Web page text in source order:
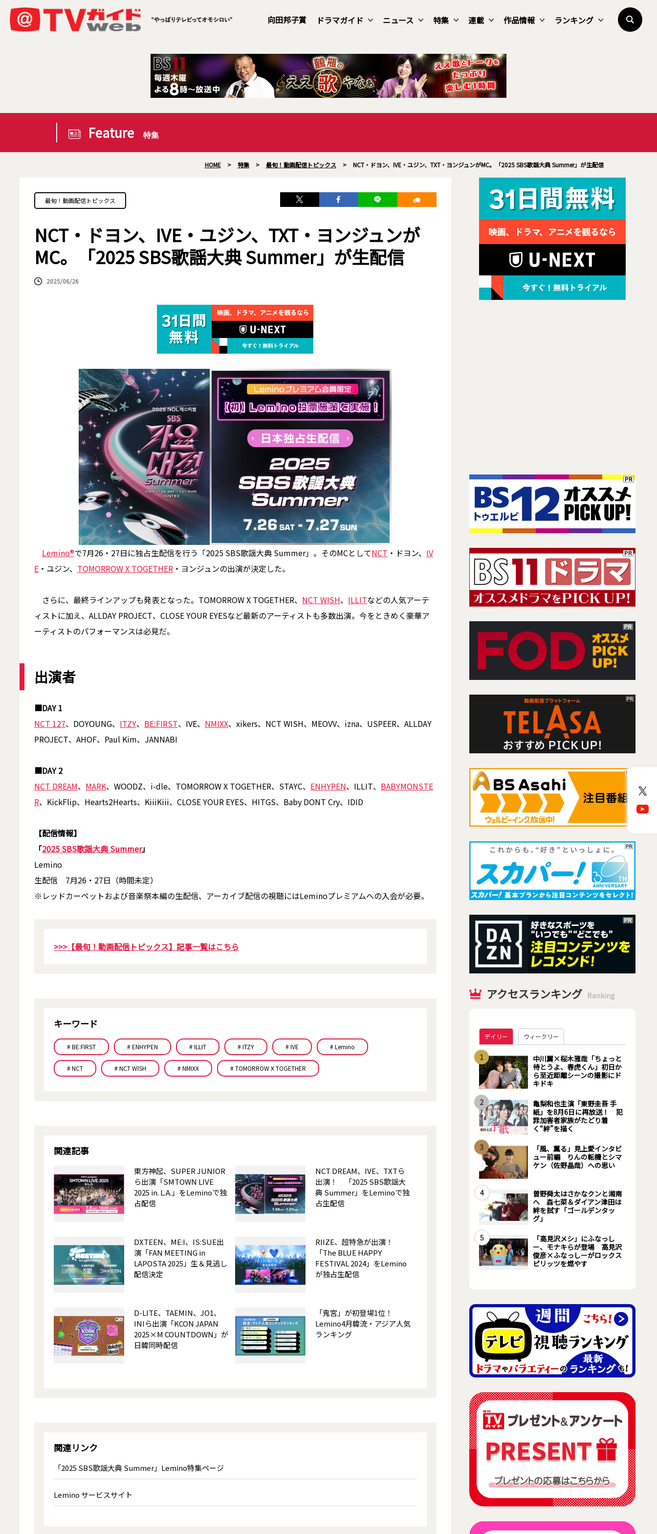
向田邦子賞 ドラマガイド ニュース 特集 連載 作品情報 ランキング
Feature 特集
HOME > 特集 > 最旬！動画配信トピックス > NCT・ドヨン、IVE・ユジン、TXT・ヨンジュンがMC。「2025 SBS歌謡大典 Summer」が生配信
最旬！動画配信トピックス
NCT・ドヨン、IVE・ユジン、TXT・ヨンジュンが
MC。「2025 SBS歌謡大典 Summer」が生配信
2025/06/26
Lemino®で7月26・27日に独占生配信を行う「2025 SBS歌謡大典 Summer」。そのMCとしてNCT ・ドヨン、 IV
E ・ユジン、 TOMORROW X TOGETHER ・ヨンジュンの出演が決定した。
さらに、最終ラインアップも発表となった。TOMORROW X TOGETHER、 NCT WISH、 ILLITなどの人気アーテ
ィストに加え、ALLDAY PROJECT、CLOSE YOUR EYESなど最新のアーティストも多数出演。今をときめく豪華ア
ーティストのパフォーマンスは必見だ。
出演者
■DAY 1
NCT 127、DOYOUNG、 ITZY、 BE:FIRST、IVE、 NMIXX、xikers、NCT WISH、MEOVV、izna、USPEER、ALLDAY
PROJECT、AHOF、Paul Kim、JANNABI
■DAY 2
NCT DREAM、 MARK、WOODZ、i-dle、TOMORROW X TOGETHER、STAYC、 ENHYPEN、ILLIT、 BABYMONSTE
R、KickFlip、Hearts2Hearts、KiiiKiii、CLOSE YOUR EYES、HITGS、Baby DONT Cry、IDID
【配信情報】
「2025 SBS歌謡大典 Summer」
Lemino
生配信 7月26・27日（時間未定）
※レッドカーペットおよび音楽祭本編の生配信、アーカイブ配信の視聴にはLeminoプレミアムへの入会が必要。
>>>【最旬！動画配信トピックス】記事一覧はこちら
キーワード
# BE:FIRST # ENHYPEN # ILLIT # ITZY # IVE # Lemino
# NCT # NCT WISH # NMIXX # TOMORROW X TOGETHER
関連記事
東方神起、SUPER JUNIOR
ら出演「SMTOWN LIVE
2025 in. L.A.」をLeminoで独
占配信
NCT DREAM、IVE、TXTら
出演！ 「2025 SBS歌謡大
典 Summer」をLeminoで独
占生配信
DXTEEN、ME:I、IS:SUE出
演「FAN MEETING in
LAPOSTA 2025」生＆見逃し
配信決定
RIIZE、超特急が出演！
「The BLUE HAPPY
FESTIVAL 2024」をLemino
が独占生配信
D-LITE、TAEMIN、JO1、
INIら出演「KCON JAPAN
2025×M COUNTDOWN」が
日韓同時配信
「鬼宮」が初登場1位！
Lemino4月韓流・アジア人気
ランキング
関連リンク
「2025 SBS歌謡大典 Summer」Lemino特集ページ
Lemino サービスサイト
アクセスランキング Ranking
デイリー ウィークリー
1
中川翼×桜木雅哉「ちょっと
待とうよ、春虎くん」初日か
ら至近距離シーンの撮影にド
キドキ
2
亀梨和也主演「東野圭吾 手
紙」を8月6日に再放送！ 犯
罪加害者家族がたどり着
く“絆”を描く
3
「風、薫る」見上愛インタビ
ュー前編 りんの転機とシマ
ケン（佐野晶哉）への思い
4
曽野舜太はさかなクンと湘南
へ 森七菜＆ダイアン津田は
絆を試す「ゴールデンタッ
グ」
5
「高見沢メシ」にふなっし
ー、モナキらが登場 高見沢
俊彦×ふなっしーがロックス
ピリッツを燃やす